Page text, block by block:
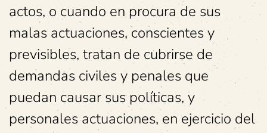
actos, o cuando en procura de sus
malas actuaciones, conscientes y
previsibles, tratan de cubrirse de
demandas civiles y penales que
puedan causar sus políticas, y
personales actuaciones, en ejercicio del